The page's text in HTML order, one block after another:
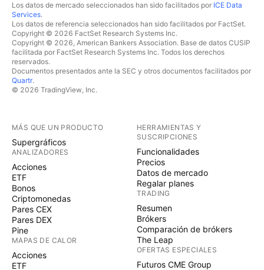
Los datos de mercado seleccionados han sido facilitados por ICE Data
Services.
Los datos de referencia seleccionados han sido facilitados por FactSet.
Copyright © 2026 FactSet Research Systems Inc.
Copyright © 2026, American Bankers Association. Base de datos CUSIP
facilitada por FactSet Research Systems Inc. Todos los derechos
reservados.
Documentos presentados ante la SEC y otros documentos facilitados por
Quartr.
© 2026 TradingView, Inc.
MÁS QUE UN PRODUCTO
Supergráficos
ANALIZADORES
Acciones
ETF
Bonos
Criptomonedas
Pares CEX
Pares DEX
Pine
MAPAS DE CALOR
Acciones
ETF
HERRAMIENTAS Y
SUSCRIPCIONES
Funcionalidades
Precios
Datos de mercado
Regalar planes
TRADING
Resumen
Brókers
Comparación de brókers
The Leap
OFERTAS ESPECIALES
Futuros CME Group